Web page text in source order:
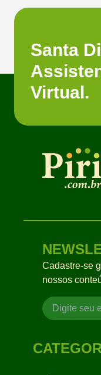
Santa
Virtual.
Cadastre-se
nossos